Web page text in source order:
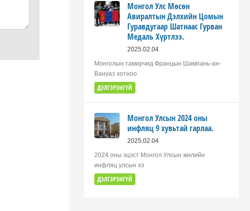
Монгол Улс Мөсөн
Авиралтын Дэлхийн Цомын
Гуравдугаар Шатнаас Гурван
Медаль Хүртлээ.
2025.02.04
Монголын тамирчид Францын Шампань-ан-
Вануаз хотноо
ДЭЛГЭРЭНГҮЙ
Монгол Улсын 2024 оны
инфляц 9 хувьтай гарлаа.
2025.02.04
2024 оны эцэст Монгол Улсын жилийн
инфляц улсын хэ
ДЭЛГЭРЭНГҮЙ